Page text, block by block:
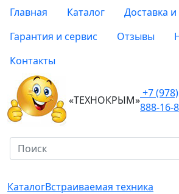
Главная Каталог
Доставка
Гарантия и сервис
Отзывы
Контакты
«ТЕХНОКРЫМ»
+7 (978)
888-16-
КаталогВстраиваемая техника